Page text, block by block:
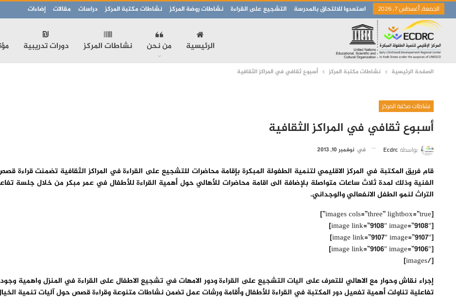
الجمعة, أغسطس 7, 2026 استعدوا للالتحاق بالمدرسة التشجيع على القراءة نشاطات روضة المركز نشاطات مكتبة المركز دراسات مقالات إضاءات
الرئيسية من نحن نشاطات المركز دورات تدريبية
الصفحة الرئيسية نشاطات مكتبة المركز أسبوع ثقافي في المراكز الثقافية
نشاطات مكتبة المركز
أسبوع ثقافي في المراكز الثقافية
بواسطة Ecdrc في نوفمبر 10, 2013
قام فريق المكتبة في المركز الاقليمي لتنمية الطفولة المبكرة بإقامة محاضرات للتشجيع على القراءة في المراكز الثقافية تضمنت قراءة
الفنية وذلك لمدة ثلاث ساعات متواصلة بلإضافة الى اقامة محاضرات للأهالي حول أهمية القراءة للأطفال في عمر مبكر من خلال جلسة
التراث لنمو الطفل الانفعالي والوجداني.
[images cols=”three” lightbox=”true”]
[image link=”9108″ image=”9108″]
[image link=”9107″ image=”9107″]
[image link=”9106″ image=”9106″]
[/images]
إجراء نقاش وحوار مع الاهالي للتعرف على اليات التشجيع على القراءة ودور الامهات في تشجيع الاطفال على القراءة في المنزل واهمية
تفاعلية تناولت أهمية تفعيل دور المكتبة في القراءة للأطفال وأقامة ورشات عمل تضمن نشاطات متنوعة وقراءة قصص حول آليات تنمية الخيال